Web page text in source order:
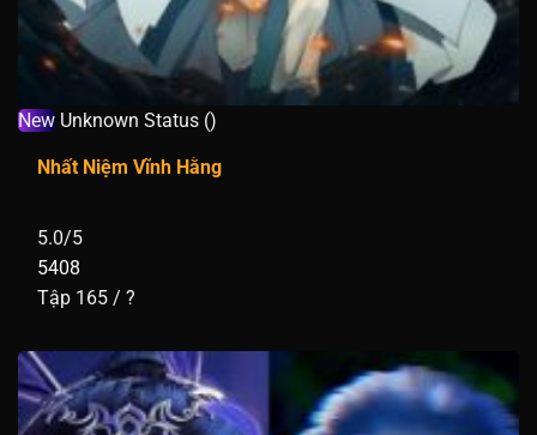
New Unknown Status ()
Nhất Niệm Vĩnh Hằng
5.0/5
5408
Tập 165 / ?